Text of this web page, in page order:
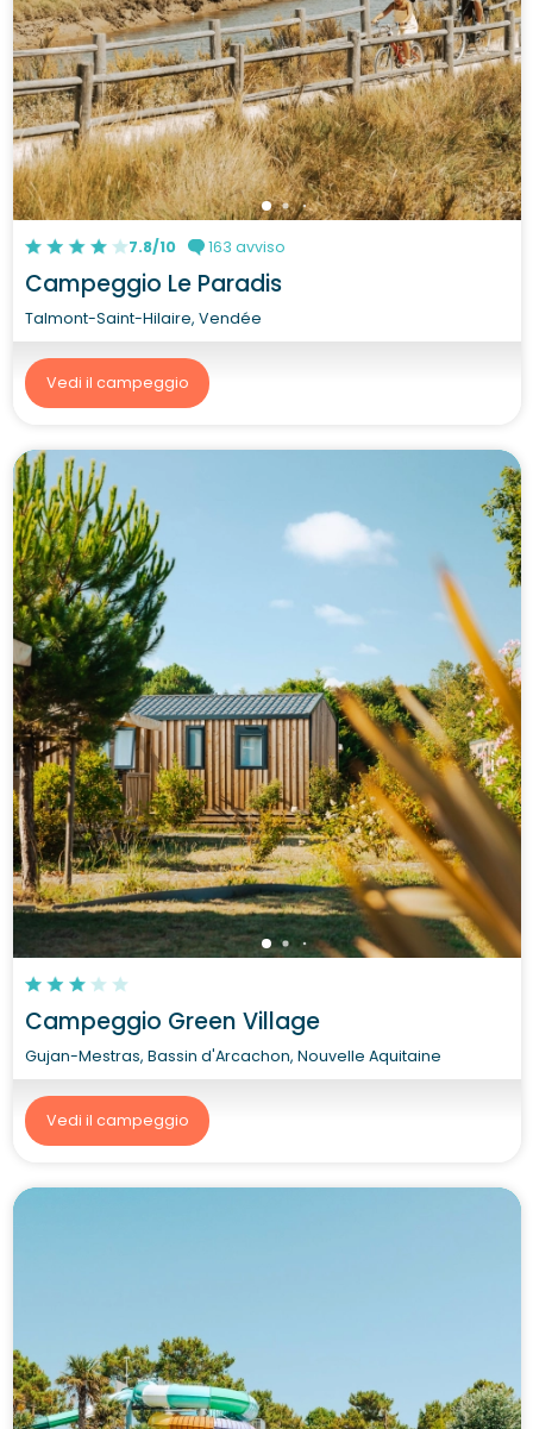
7.8/10 163 avviso
Campeggio Le Paradis
Talmont-Saint-Hilaire, Vendée
Vedi il campeggio
Campeggio Green Village
Gujan-Mestras, Bassin d'Arcachon, Nouvelle Aquitaine
Vedi il campeggio